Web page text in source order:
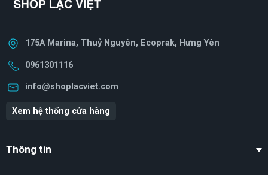
175A Marina, Thuỷ Nguyên, Ecoprak, Hưng Yên
0961301116
info@shoplacviet.com
Xem hệ thống cửa hàng
Thông tin